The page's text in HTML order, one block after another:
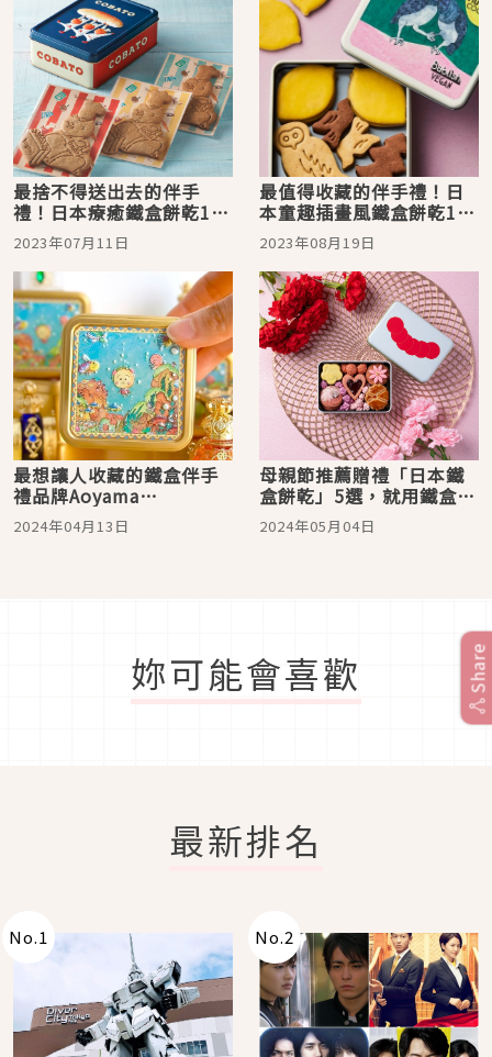
最捨不得送出去的伴手
禮！日本療癒鐵盒餅乾10
選
2023年07月11日
最值得收藏的伴手禮！日
本童趣插畫風鐵盒餅乾10
選
2023年08月19日
最想讓人收藏的鐵盒伴手
禮品牌Aoyama
decarbo，聯名《COJI-
COJI可吉可吉》鐵盒再度
2024年04月13日
母親節推薦贈禮「日本鐵
盒餅乾」5選，就用鐵盒餅
乾來傳遞感謝吧！
2024年05月04日
妳可能會喜歡
最新排名
No.1 No.2
Share